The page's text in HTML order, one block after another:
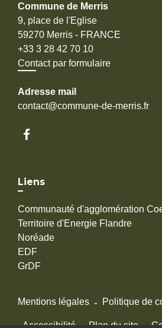
Commune de Merris
9, place de l'Eglise
59270 Merris - FRANCE
+33 3 28 42 70 10
Contact par formulaire
Adresse mail
contact@commune-de-merris.fr
Liens
Communauté d'agglomération
Territoire d'Energie Flandre
Noréade
EDF
GrDF
Mentions légales - Politique de
Accessibilité Plan du site